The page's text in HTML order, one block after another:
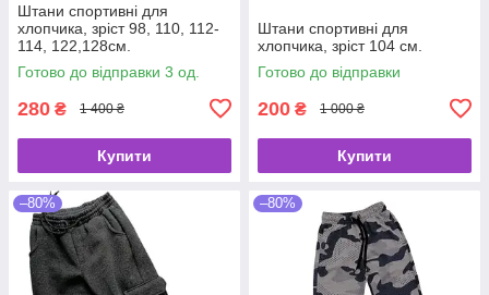
Штани спортивні для
хлопчика, зріст 98, 110, 112-
114, 122,128см.
Готово до відправки 3 од.
280 ₴ 1 400 ₴
Купити
Штани спортивні для
хлопчика, зріст 104 см.
Готово до відправки
200 ₴ 1 000 ₴
Купити
–80% –80%